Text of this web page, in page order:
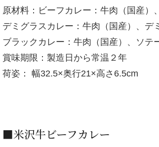
原材料：ビーフカレー：牛肉（国産
デミグラスカレー：牛肉（国産）、デ
ブラックカレー：牛肉（国産）、ソテ
賞味期限：製造日から常温２年
荷姿： 幅32.5×奥行21×高さ6.5cm
■米沢牛ビーフカレー